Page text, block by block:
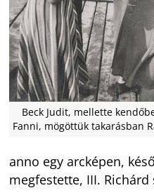
Beck Judit, mellette
Fanni, mögöttük takarásban
anno egy arcképen,
megfestette, III. Richárd